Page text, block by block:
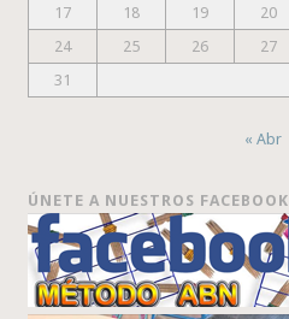
17
18 19 20
24
25 26 27
31
« Abr
ÚNETE A NUESTROS FACEBOOK